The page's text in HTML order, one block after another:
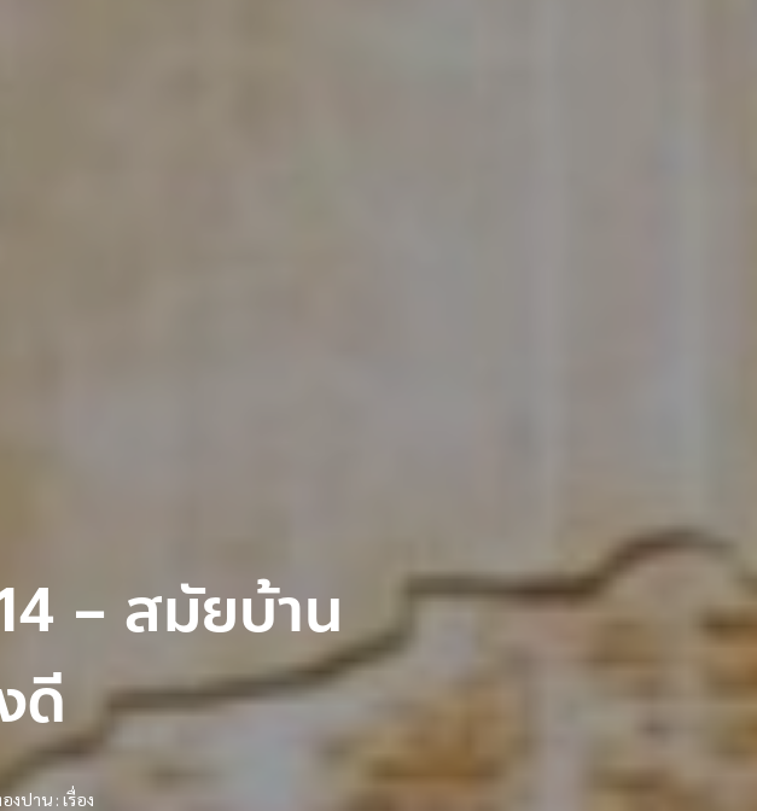
– สมัยบ้าน
ดี
งปาน : เรื่อง